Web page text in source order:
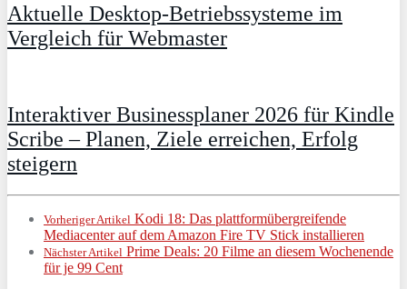
Aktuelle Desktop-Betriebssysteme im
Vergleich für Webmaster
Interaktiver Businessplaner 2026 für Kindle
Scribe – Planen, Ziele erreichen, Erfolg
steigern
Vorheriger Artikel Kodi 18: Das plattformübergreifende
Mediacenter auf dem Amazon Fire TV Stick installieren
Nächster Artikel Prime Deals: 20 Filme an diesem Wochenende
für je 99 Cent